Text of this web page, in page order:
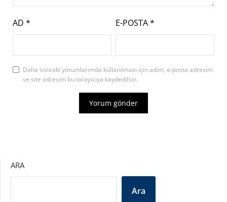
AD * E-POSTA*
Daha sonraki yorumlarımda kullanılması için adım, e-posta adresim
ve site adresim bu tarayıcıya kaydedilsin.
ARA
Ara